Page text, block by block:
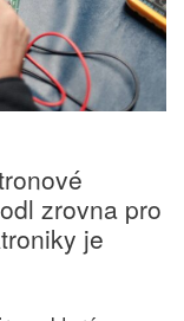
zrovna pro
je